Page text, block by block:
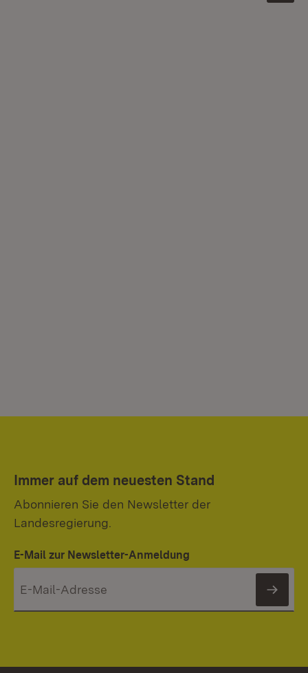
Immer auf dem neuesten Stand
Abonnieren Sie den Newsletter der
Landesregierung.
E-Mail zur Newsletter-Anmeldung